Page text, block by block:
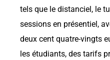
tels que le distanciel, le
sessions en présentiel,
deux cent quatre-vingts
les étudiants, des tarifs